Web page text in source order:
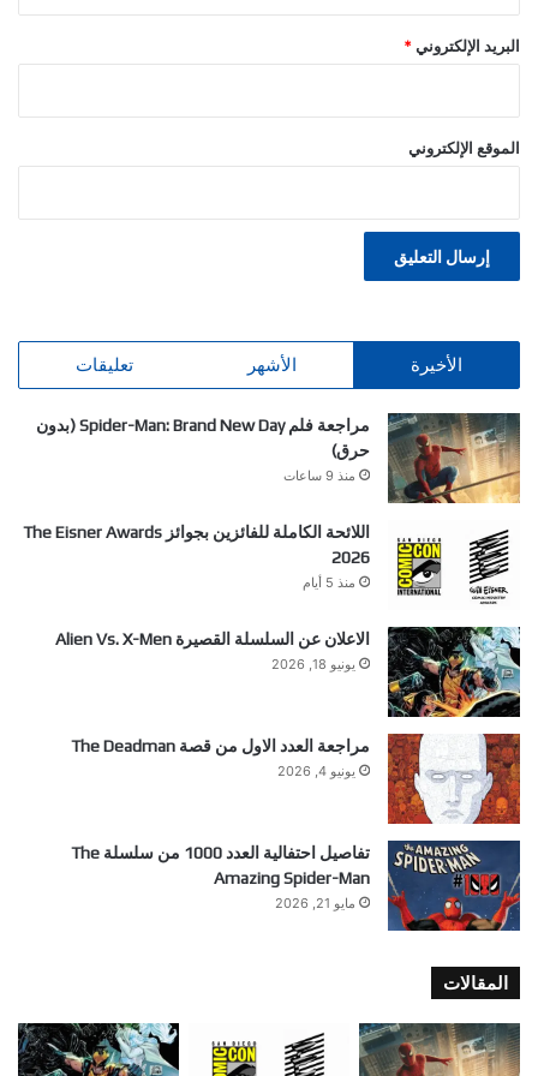
البريد الإلكتروني *
الموقع الإلكتروني
الأخيرة الأشهر تعليقات
مراجعة فلم Spider-Man: Brand New Day (بدون
حرق)
منذ 9 ساعات
اللائحة الكاملة للفائزين بجوائز The Eisner Awards
2026
منذ 5 أيام
الاعلان عن السلسلة القصيرة Alien Vs. X-Men
يونيو 18, 2026
مراجعة العدد الاول من قصة The Deadman
يونيو 4, 2026
تفاصيل احتفالية العدد 1000 من سلسلة The
Amazing Spider-Man
مايو 21, 2026
المقالات